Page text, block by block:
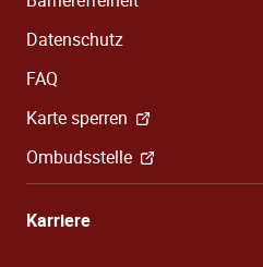
Datenschutz
FAQ
Karte sperren
Ombudsstelle
Karriere